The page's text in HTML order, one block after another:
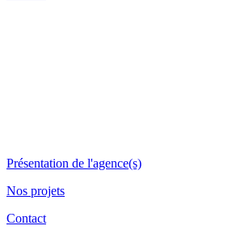
Présentation de l'agence(s)
Nos projets
Contact